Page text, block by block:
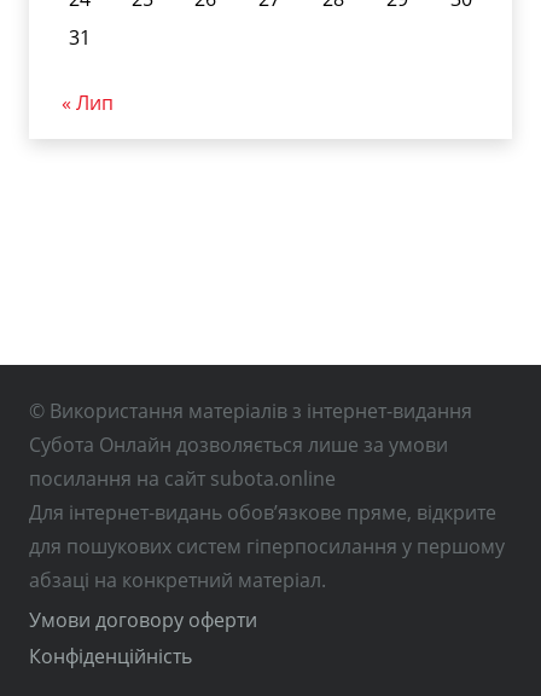
31
« Лип
© Використання матеріалів з інтернет-видання
Субота Онлайн дозволяється лише за умови
посилання на сайт subota.online
Для інтернет-видань обов’язкове пряме, відкрите
для пошукових систем гіперпосилання у першому
абзаці на конкретний матеріал.
Умови договору оферти
Конфіденційність